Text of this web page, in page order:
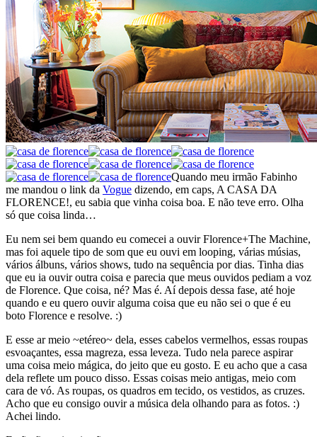
Quando meu irmão Fabinho
me mandou o link da Vogue dizendo, em caps, A CASA DA
FLORENCE!, eu sabia que vinha coisa boa. E não teve erro. Olha
só que coisa linda…
Eu nem sei bem quando eu comecei a ouvir Florence+The Machine,
mas foi aquele tipo de som que eu ouvi em looping, várias músias,
vários álbuns, vários shows, tudo na sequência por dias. Tinha dias
que eu ia ouvir outra coisa e parecia que meus ouvidos pediam a voz
de Florence. Que coisa, né? Mas é. Aí depois dessa fase, até hoje
quando e eu quero ouvir alguma coisa que eu não sei o que é eu
boto Florence e resolve. :)
E esse ar meio ~etéreo~ dela, esses cabelos vermelhos, essas roupas
esvoaçantes, essa magreza, essa leveza. Tudo nela parece aspirar
uma coisa meio mágica, do jeito que eu gosto. E eu acho que a casa
dela reflete um pouco disso. Essas coisas meio antigas, meio com
cara de vó. As roupas, os quadros em tecido, os vestidos, as cruzes.
Acho que eu consigo ouvir a música dela olhando para as fotos. :)
Achei lindo.